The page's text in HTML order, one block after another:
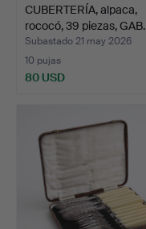
CUBERTERÍA, alpaca,
rococó, 39 piezas, GAB.
Subastado 21 may 2026
10 pujas
80 USD